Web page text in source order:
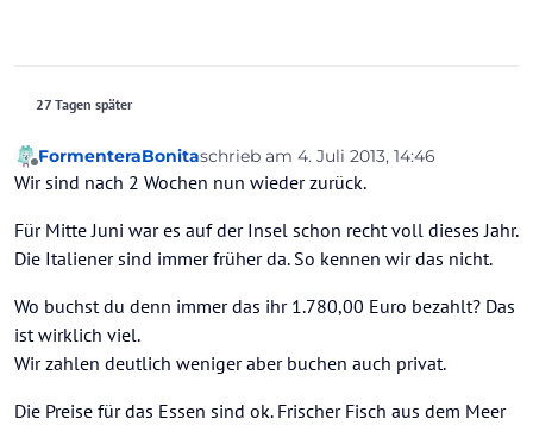
27 Tagen später
Offline
FormenteraBonitaschrieb am 4. Juli 2013, 14:46
zuletzt editiert von
Wir sind nach 2 Wochen nun wieder zurück.
Für Mitte Juni war es auf der Insel schon recht voll dieses Jahr.
Die Italiener sind immer früher da. So kennen wir das nicht.
Wo buchst du denn immer das ihr 1.780,00 Euro bezahlt? Das
ist wirklich viel.
Wir zahlen deutlich weniger aber buchen auch privat.
Die Preise für das Essen sind ok. Frischer Fisch aus dem Meer